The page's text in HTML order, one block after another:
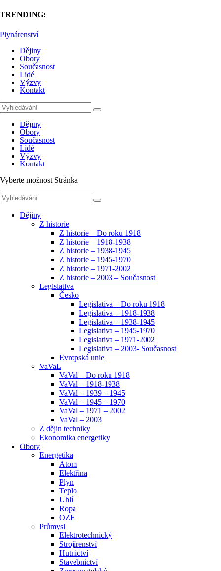
TRENDING:
Plynárenství
Dějiny
Obory
Současnost
Lidé
Výzvy
Kontakt
Dějiny
Obory
Současnost
Lidé
Výzvy
Kontakt
Vyberte možnost Stránka
Dějiny
Z historie
Z historie – Do roku 1918
Z historie – 1918-1938
Z historie – 1938-1945
Z historie – 1945-1970
Z historie – 1971-2002
Z historie – 2003 – Současnost
Legislativa
Česko
Legislativa – Do roku 1918
Legislativa – 1918-1938
Legislativa – 1938-1945
Legislativa – 1945-1970
Legislativa – 1971-2002
Legislativa – 2003- Současnost
Evropská unie
VaVaL
VaVal – Do roku 1918
VaVal – 1918-1938
VaVal – 1939 – 1945
VaVal – 1945 – 1970
VaVal – 1971 – 2002
VaVal – 2003
Z dějin techniky
Ekonomika energetiky
Obory
Energetika
Atom
Elektřina
Plyn
Teplo
Uhlí
Ropa
OZE
Průmysl
Elektrotechnický
Strojírenství
Hutnictví
Stavebnictví